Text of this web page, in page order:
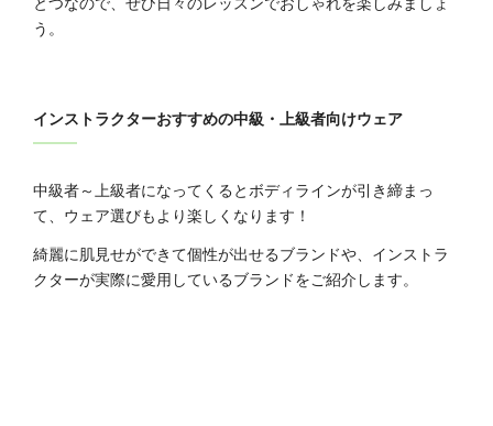
う。
インストラクターおすすめの中級・上級者向けウェア
中級者～上級者になってくるとボディラインが引き締まっ
て、ウェア選びもより楽しくなります！
綺麗に肌見せができて個性が出せるブランドや、インストラ
クターが実際に愛用しているブランドをご紹介します。